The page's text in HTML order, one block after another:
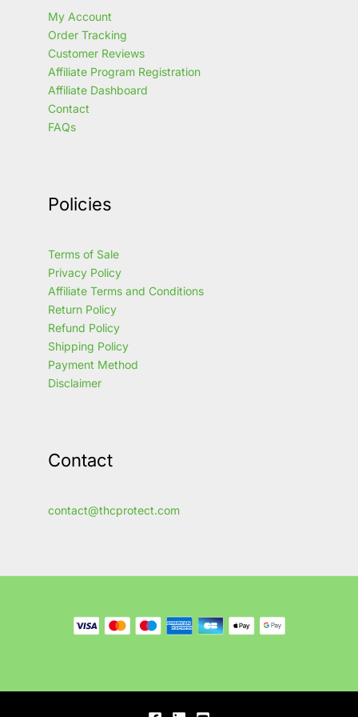
My Account
Order Tracking
Customer Reviews
Affiliate Program Registration
Affiliate Dashboard
Contact
FAQs
Policies
Terms of Sale
Privacy Policy
Affiliate Terms and Conditions
Return Policy
Refund Policy
Shipping Policy
Payment Method
Disclaimer
Contact
contact@thcprotect.com